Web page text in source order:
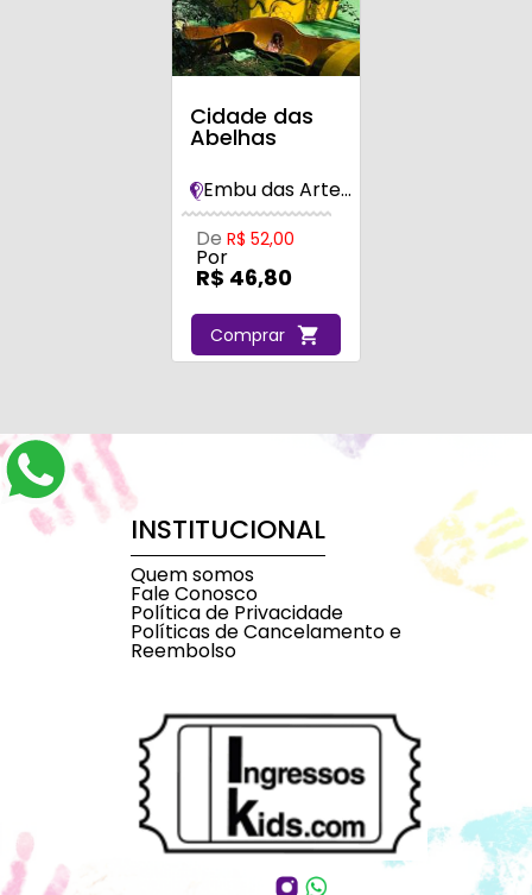
Cidade das
Abelhas
Embu das Artes/SP
De R$ 52,00
Por
R$ 46,80
Comprar
INSTITUCIONAL
Quem somos
Fale Conosco
Política de Privacidade
Políticas de Cancelamento e
Reembolso